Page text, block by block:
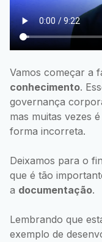
Vamos começar a
conhecimento.
governança
mas muitas vezes
forma incorreta.
Deixamos para o
que é tão
a documentação.
Lembrando que
exemplo de